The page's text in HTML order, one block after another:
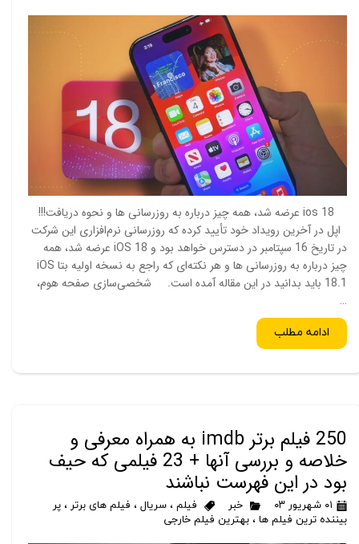
ios 18 عرضه شد، همه چیز درباره به روزرسانی ها و نحوه دریافت!!!
اپل در آخرین رویداد خود تأیید کرده که روزرسانی نرم‌افزاری این شرکت
در تاریخ 16 سپتامبر در دسترس خواهد بود و iOS 18 عرضه شد، همه
چیز درباره به روزرسانی ها و هر نکته‌ای که راجع به نسخه اولیه بتا iOS
18.1 باید بدانید در این مقاله آمده است. شخصی‌سازی صفحه هوم،
…
ادامه مطلب
250 فیلم برتر imdb به همراه معرفی و
خلاصه و بررسی آنها + 23 فیلمی که حیف
بود در این فهرست نباشند
۰۱ شهریور ۰۳ خبر فیلم ، سریال ، فیلم های برتر ، پر
بیننده ترین فیلم ها ، بهترین فیلم خارجی